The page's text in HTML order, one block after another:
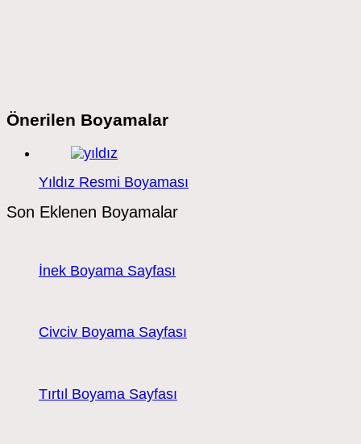
Önerilen Boyamalar
Yıldız Resmi Boyaması
Son Eklenen Boyamalar
İnek Boyama Sayfası
Civciv Boyama Sayfası
Tırtıl Boyama Sayfası